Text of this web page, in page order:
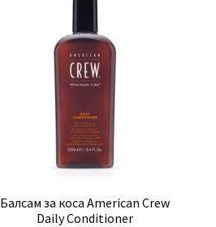
Балсам за коса American Crew
Daily Conditioner